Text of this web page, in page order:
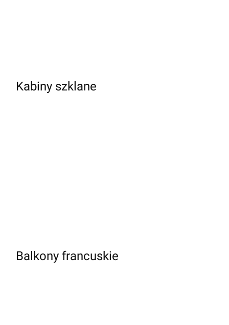
Kabiny szklane
Balkony francuskie